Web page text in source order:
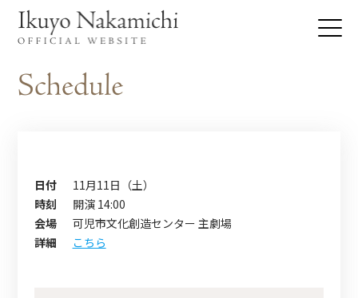
日付
11月11日（土）
時刻
開演 14:00
会場
可児市文化創造センター 主劇場
詳細
こちら